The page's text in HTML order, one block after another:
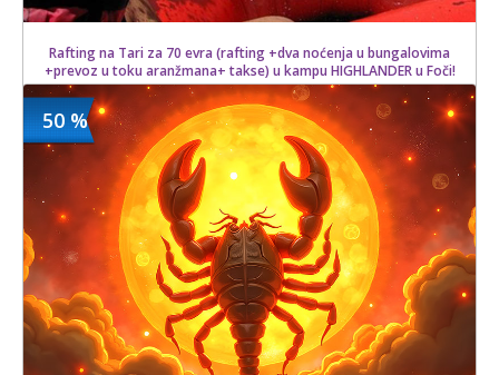
Rafting na Tari za 70 evra (rafting +dva noćenja u bungalovima
+prevoz u toku aranžmana+ takse) u kampu HIGHLANDER u Foči!
Kupljeno
19 kom.
800.00 din
50 %